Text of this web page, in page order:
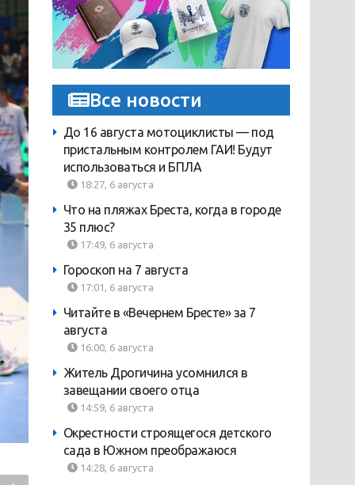
Все новости
До 16 августа мотоциклисты — под
пристальным контролем ГАИ! Будут
использоваться и БПЛА
18:27, 6 августа
Что на пляжах Бреста, когда в городе
35 плюс?
17:49, 6 августа
Гороскоп на 7 августа
17:01, 6 августа
Читайте в «Вечернем Бресте» за 7
августа
16:00, 6 августа
Житель Дрогичина усомнился в
завещании своего отца
14:59, 6 августа
Окрестности строящегося детского
сада в Южном преображаюся
14:28, 6 августа